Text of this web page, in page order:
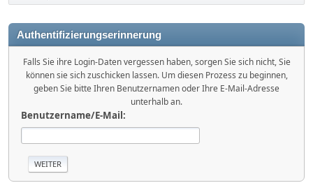
Authentifizierungserinnerung
Falls Sie ihre Login-Daten vergessen haben, sorgen Sie sich nicht, Sie
können sie sich zuschicken lassen. Um diesen Prozess zu beginnen,
geben Sie bitte Ihren Benutzernamen oder Ihre E-Mail-Adresse
unterhalb an.
Benutzername/E-Mail: